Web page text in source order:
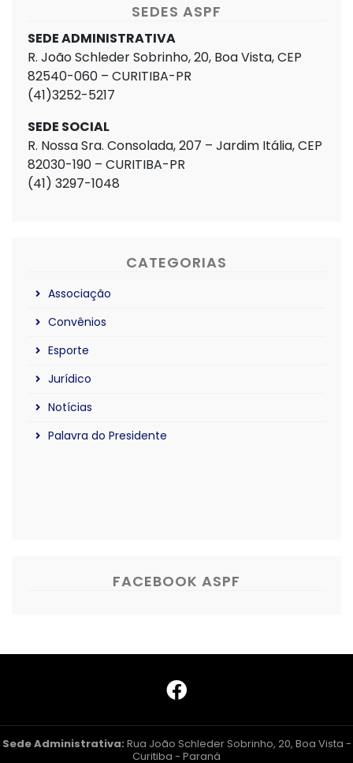
SEDES ASPF
SEDE ADMINISTRATIVA
R. João Schleder Sobrinho, 20, Boa Vista, CEP
82540-060 – CURITIBA-PR
(41)3252-5217
SEDE SOCIAL
R. Nossa Sra. Consolada, 207 – Jardim Itália, CEP
82030-190 – CURITIBA-PR
(41) 3297-1048
CATEGORIAS
Associação
Convênios
Esporte
Jurídico
Notícias
Palavra do Presidente
FACEBOOK ASPF
Sede Administrativa: Rua João Schleder Sobrinho, 20, Boa Vista -
Curitiba - Paraná